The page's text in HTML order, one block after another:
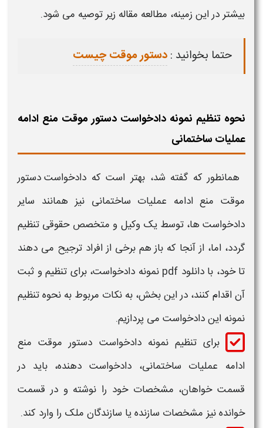
بیشتر در این زمینه، مطالعه مقاله زیر توصیه می شود.
حتما بخوانید :دستور موقت چیست
نحوه تنظیم نمونه دادخواست دستور موقت منع ادامه
عملیات ساختمانی
همانطور که گفته شد، بهتر است که دادخواست دستور
موقت منع ادامه عملیات ساختمانی نیز همانند سایر
دادخواست ها، توسط یک وکیل و متخصص حقوقی تنظیم
گردد، اما، از آنجا که باز هم برخی از افراد ترجیح می دهند
تا خود، بادانلود pdf نمونه دادخواست،
برای تنظیم و ثبت
آن اقدام کنند، در این بخش، به نکات مربوط به نحوه تنظیم
نمونه این دادخواست می پردازیم.
برای تنظیمنمونه دادخواست دستور موقت منع
ادامه عملیات ساختمانی، دادخواست دهنده، باید در
قسمت خواهان، مشخصات خود را نوشته و در قسمت
خوانده نیز مشخصات سازنده یا سازندگان ملک را وارد کند.